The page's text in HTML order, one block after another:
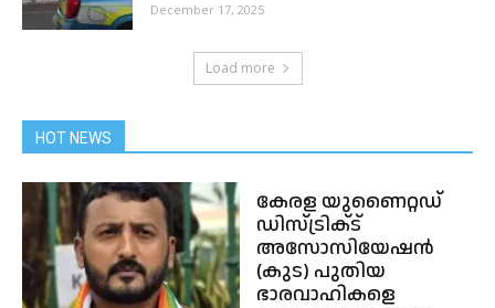
December 17, 2025
Load more
HOT NEWS
കേരള യുണൈറ്റഡ്
ഡിസ്‌ട്രിക്‌ട്
അസോസിയേഷൻ
(കുട) പുതിയ
ഭാരവാഹികളെ